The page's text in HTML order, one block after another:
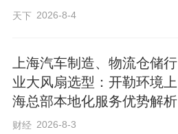
天下 2026-8-4
上海汽车制造、物流仓储行
业大风扇选型：开勒环境上
海总部本地化服务优势解析
财经 2026-8-3